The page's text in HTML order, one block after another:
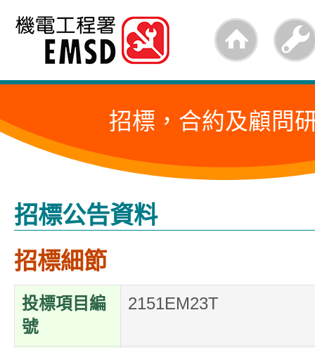
跳
內
的
始
招標，合約及顧問
招標公告資料
招標細節
投標項目編
號
2151EM23T